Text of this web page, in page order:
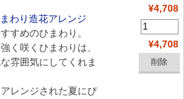
わり造花アレンジ
すめのひまわり。
く咲くひまわりは、
雰囲気にしてくれま
レンジされた夏にぴ
¥4,708
¥4,708